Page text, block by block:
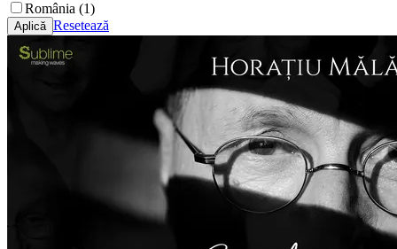
România (1)
Resetează